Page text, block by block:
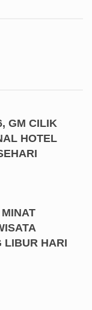
GM CILIK
HOTEL
LIBUR HARI